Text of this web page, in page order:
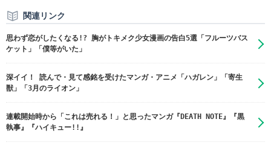
関連リンク
思わず恋がしたくなる!? 胸がトキメク少女漫画の告白5選「フルーツバス
ケット」「僕等がいた」
深イイ！ 読んで・見て感銘を受けたマンガ・アニメ「ハガレン」「寄生
獣」「3月のライオン」
連載開始時から「これは売れる！」と思ったマンガ『DEATH NOTE』『黒
執事』『ハイキュー!!』